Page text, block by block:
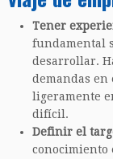
Tener
fundamental
desarrollar.
demandas en
ligeramente
difícil.
Definir el
conocimiento